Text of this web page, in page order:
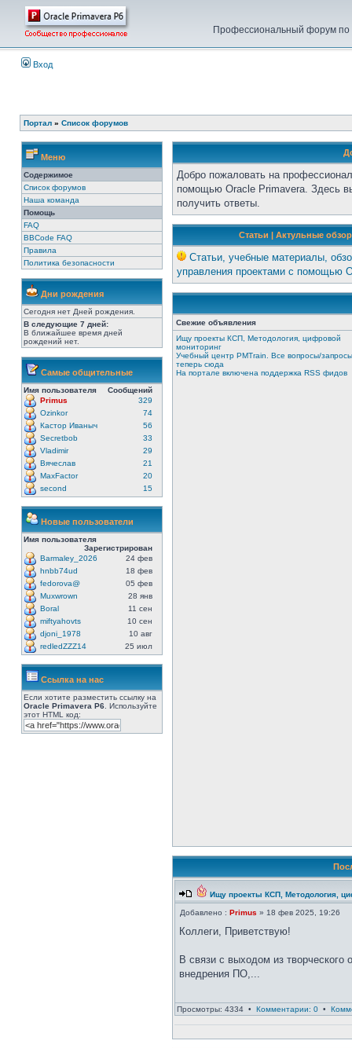
Профессиональный форум по
Вход
Портал » Список форумов
Меню
Содержимое
Список форумов
Наша команда
Помощь
FAQ
BBCode FAQ
Правила
Политика безопасности
Дни рождения
Сегодня нет Дней рождения.
В следующие 7 дней:
В ближайшее время дней
рождений нет.
Самые общительные
Имя пользователя
Сообщений
Primus
329
Ozinkor
74
Кастор Иваныч
56
Secretbob
33
Vladimir
29
Вячеслав
21
MaxFactor
20
second
15
Новые пользователи
Имя пользователя
Зарегистрирован
Barmaley_2026
24 фев
hnbb74ud
18 фев
fedorova@
05 фев
Muxwrown
28 янв
Boral
11 сен
miftyahovts
10 сен
djoni_1978
10 авг
redledZZZ14
25 июл
Ссылка на нас
Если хотите разместить ссылку на
Oracle Primavera P6 . Используйте
этот HTML код:
Добро пожаловать на
помощью Oracle Primavera. Здесь
получить ответы.
Статьи | Актульные
Статьи, учебные материалы,
управления проектами с помощью
Свежие объявления
Ищу проекты КСП, Методология, цифровой
мониторинг
Учебный центр PMTrain. Все вопросы/запросы
теперь сюда
На портале включена поддержка RSS фидов
Ищу проекты КСП, Методология,
Добавлено : Primus » 18 фев 2025, 19:26
Коллеги, Приветствую!
В связи с выходом из
внедрения ПО,...
Просмотры: 4334 • Комментарии: 0 •